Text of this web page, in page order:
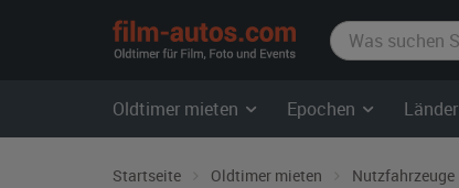
film-
autos.com
Oldtimer mieten Epochen Länder
Startseite Oldtimer mieten Nutzfahrzeuge